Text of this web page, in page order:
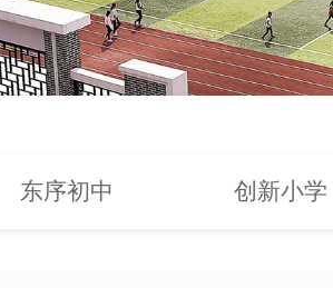
东序初中 创新小学